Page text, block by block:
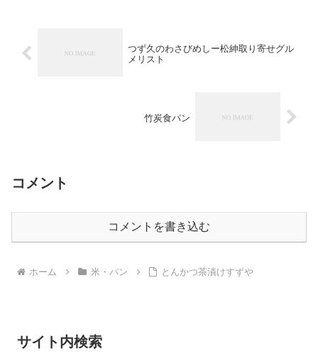
つず久のわさびめしー松紳取り寄せグル
メリスト
竹炭食パン
コメント
コメントを書き込む
ホーム 米・パン とんかつ茶漬けすずや
サイト内検索